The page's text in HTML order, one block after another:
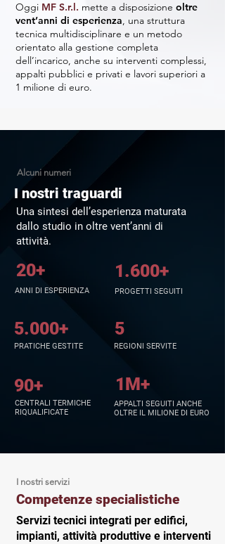
Oggi MF S.r.l. mette a disposizione oltre
vent’anni di esperienza, una struttura
tecnica multidisciplinare e un metodo
orientato alla gestione completa
dell’incarico, anche su interventi complessi,
appalti pubblici e privati e lavori superiori a
1 milione di euro.
Alcuni numeri
I nostri traguardi
Una sintesi dell’esperienza maturata
dallo studio in oltre vent’anni di
attività.
20+
ANNI DI ESPERIENZA
1.600+
PROGETTI SEGUITI
5.000+
PRATICHE GESTITE REGIONI SERVITE
5
90+
CENTRALI TERMICHE
RIQUALIFICATE
1M+
APPALTI SEGUITI ANCHE
OLTRE IL MILIONE DI EURO
I nostri servizi
Competenze specialistiche
Servizi tecnici integrati per edifici,
impianti, attività produttive e interventi